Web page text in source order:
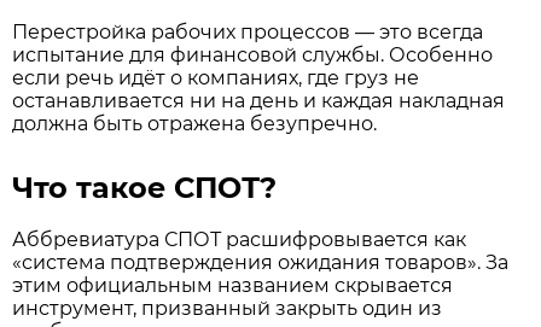
Перестройка рабочих процессов — это всегда
испытание для финансовой службы. Особенно
если речь идёт о компаниях, где груз не
останавливается ни на день и каждая накладная
должна быть отражена безупречно.
Что такое СПОТ?
Аббревиатура СПОТ расшифровывается как
«система подтверждения ожидания товаров». За
этим официальным названием скрывается
инструмент, призванный закрыть один из